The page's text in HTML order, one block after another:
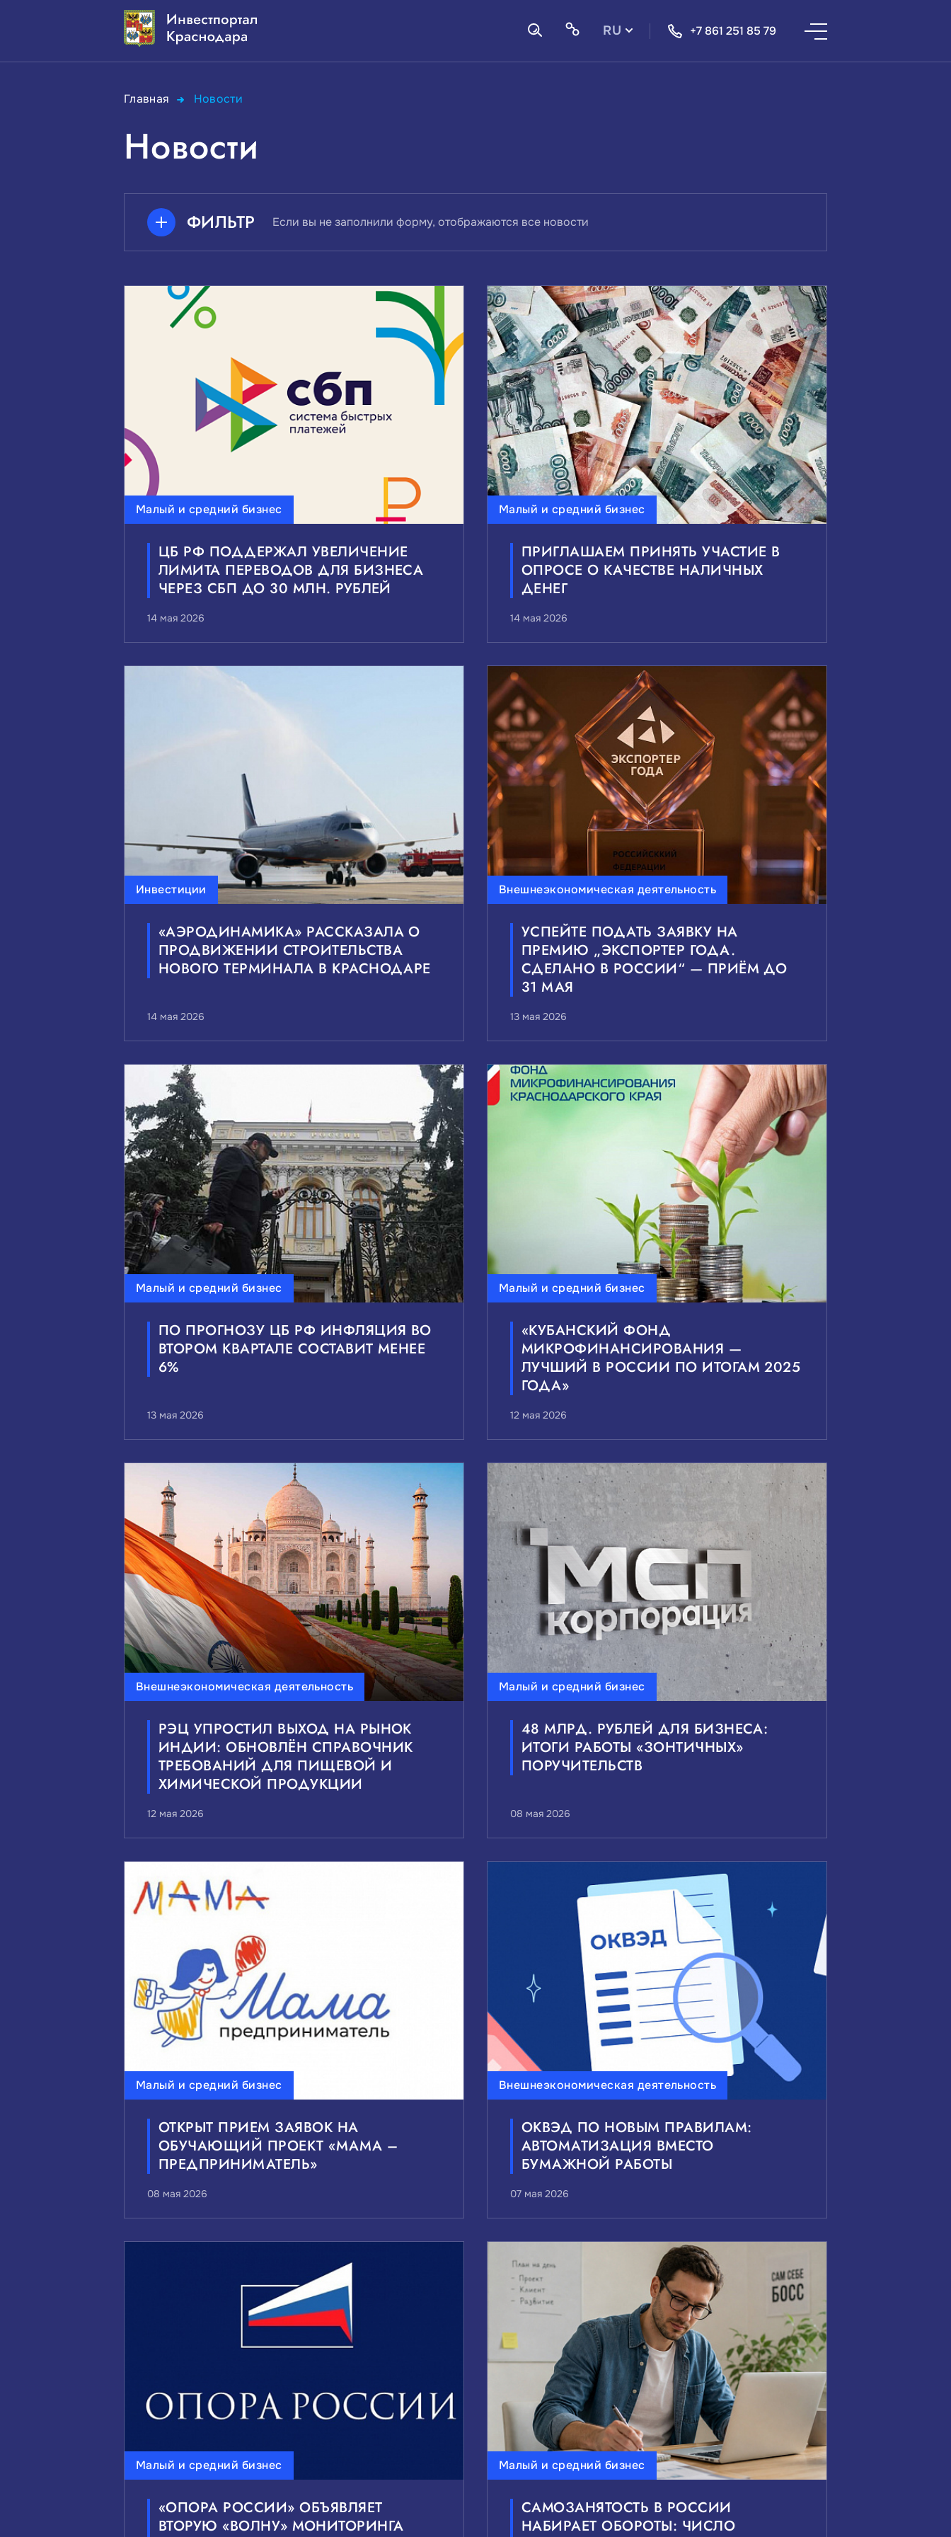
RU
+7 861 251 85 79
Главная Новости
Новости
ФИЛЬТР Если вы не заполнили форму, отображаются все новости
ВЫБЕРИТЕ ИНТЕРЕСУЮЩИЕ ВАС ТЕМЫ НОВОСТЕЙ:
Инвестиции Малый и средний бизнес Внешнеэкономическая деятельность
Мероприятия и выставки Государственно-частное партнерство Национальные проекты
ВЫБЕРИТЕ ИНТЕРЕСУЮЩИЙ ВАС УРОВЕНЬ НОВОСТЕЙ:
Федеральные Краевые Муниципальные Сбросить Показать
Малый и средний бизнес
ЦБ РФ ПОДДЕРЖАЛ УВЕЛИЧЕНИЕ
ЛИМИТА ПЕРЕВОДОВ ДЛЯ БИЗНЕСА
ЧЕРЕЗ СБП ДО 30 МЛН. РУБЛЕЙ
14 мая 2026
Малый и средний бизнес
ПРИГЛАШАЕМ ПРИНЯТЬ УЧАСТИЕ В
ОПРОСЕ О КАЧЕСТВЕ НАЛИЧНЫХ
ДЕНЕГ
14 мая 2026
Инвестиции
«АЭРОДИНАМИКА» РАССКАЗАЛА О
ПРОДВИЖЕНИИ СТРОИТЕЛЬСТВА
НОВОГО ТЕРМИНАЛА В КРАСНОДАРЕ
14 мая 2026
Внешнеэкономическая деятельность
УСПЕЙТЕ ПОДАТЬ ЗАЯВКУ НА
ПРЕМИЮ „ЭКСПОРТЕР ГОДА.
СДЕЛАНО В РОССИИ“ — ПРИЁМ ДО
31 МАЯ
13 мая 2026
Малый и средний бизнес
ПО ПРОГНОЗУ ЦБ РФ ИНФЛЯЦИЯ ВО
ВТОРОМ КВАРТАЛЕ СОСТАВИТ МЕНЕЕ
6%
13 мая 2026
Малый и средний бизнес
«КУБАНСКИЙ ФОНД
МИКРОФИНАНСИРОВАНИЯ —
ЛУЧШИЙ В РОССИИ ПО ИТОГАМ 2025
ГОДА»
12 мая 2026
Внешнеэкономическая деятельность
РЭЦ УПРОСТИЛ ВЫХОД НА РЫНОК
ИНДИИ: ОБНОВЛЁН СПРАВОЧНИК
ТРЕБОВАНИЙ ДЛЯ ПИЩЕВОЙ И
ХИМИЧЕСКОЙ ПРОДУКЦИИ
12 мая 2026
Малый и средний бизнес
48 МЛРД. РУБЛЕЙ ДЛЯ БИЗНЕСА:
ИТОГИ РАБОТЫ «ЗОНТИЧНЫХ»
ПОРУЧИТЕЛЬСТВ
08 мая 2026
Малый и средний бизнес
ОТКРЫТ ПРИЕМ ЗАЯВОК НА
ОБУЧАЮЩИЙ ПРОЕКТ «МАМА –
ПРЕДПРИНИМАТЕЛЬ»
08 мая 2026
Внешнеэкономическая деятельность
ОКВЭД ПО НОВЫМ ПРАВИЛАМ:
АВТОМАТИЗАЦИЯ ВМЕСТО
БУМАЖНОЙ РАБОТЫ
07 мая 2026
Малый и средний бизнес
«ОПОРА РОССИИ» ОБЪЯВЛЯЕТ
ВТОРУЮ «ВОЛНУ» МОНИТОРИНГА
Малый и средний бизнес
САМОЗАНЯТОСТЬ В РОССИИ
НАБИРАЕТ ОБОРОТЫ: ЧИСЛО